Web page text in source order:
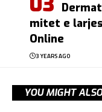
mitet e
Online
3 YEARS AGO
YOU MIGHT